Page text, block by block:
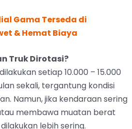
Gama Terseda di
& Hemat Biaya
Truk Dirotasi?
setiap 10.000 – 15.000
sekali, tergantung kondisi
Namun, jika kendaraan sering
membawa muatan berat
lebih sering.